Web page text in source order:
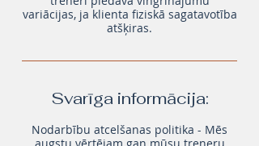
variācijas, ja klienta fiziskā sagatavotība
atšķiras.
Svarīga informācija:
Nodarbību atcelšanas politika - Mēs